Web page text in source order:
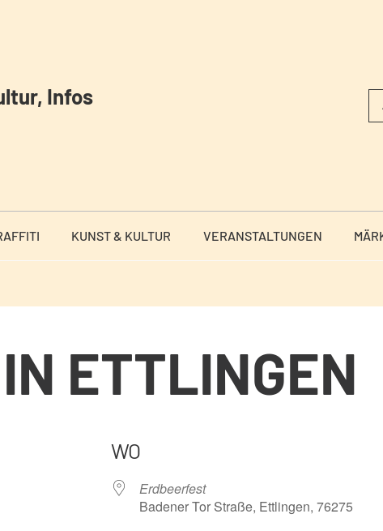
Infos
KUNST & KULTUR VERANSTALTUNGEN
ETTLINGEN
WO
Erdbeerfest
Badener Tor Straße, Ettlingen, 76275